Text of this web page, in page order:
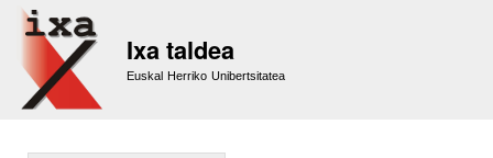
Ixa taldea
Euskal Herriko Unibertsitatea